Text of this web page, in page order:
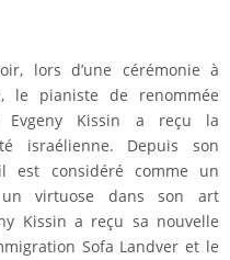
lors d’une cérémonie à
le pianiste de renommée
Evgeny Kissin a reçu la
israélienne. Depuis son
est considéré comme un
un virtuose dans son art
Kissin a reçu sa nouvelle
Sofa Landver et le